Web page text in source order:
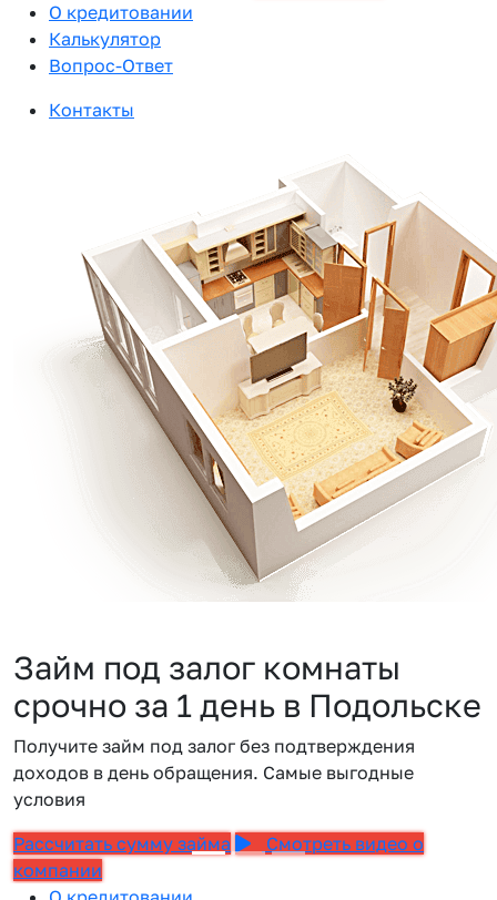
О кредитовании
Калькулятор
Вопрос-Ответ
Контакты
Займ под залог комнаты
срочно за 1 день в Подольске
Получите займ под залог без подтверждения
доходов в день обращения. Самые выгодные
условия
Рассчитать сумму займа
Смотреть видео о
компании